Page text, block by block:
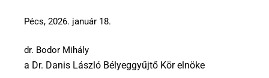
Pécs, 2026. január 18.
dr. Bodor Mihály
a Dr. Danis László Bélyeggyűjtő Kör elnöke